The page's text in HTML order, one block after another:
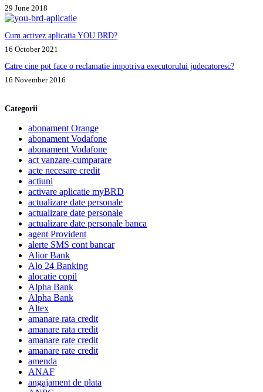
29 June 2018
Cum activez aplicatia YOU BRD?
16 October 2021
Catre cine pot face o reclamatie impotriva executorului judecatoresc?
16 November 2016
Categorii
abonament Orange
abonament Vodafone
abonament Vodafone
act vanzare-cumparare
acte necesare credit
actiuni
activare aplicatie myBRD
actualizare date personale
actualizare date personale
actualizare date personale banca
agent Provident
alerte SMS cont bancar
Alior Bank
Alo 24 Banking
alocatie copil
Alpha Bank
Alpha Bank
Altex
amanare rata credit
amanare rata credit
amanare rate credit
amanare rate credit
amenda
ANAF
angajament de plata